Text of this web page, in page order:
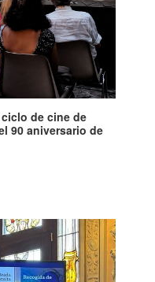
de cine de
90 aniversario de